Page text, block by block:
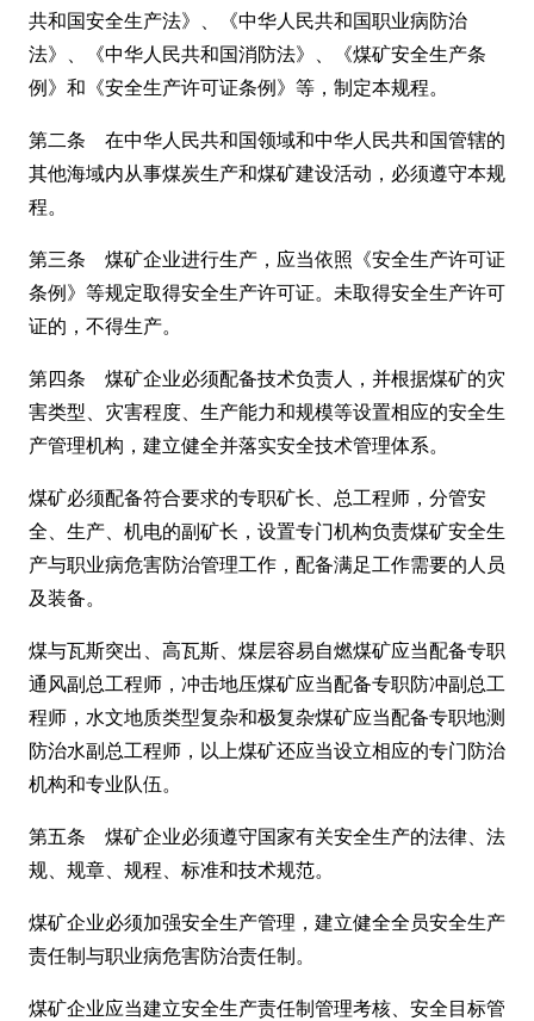
共和国安全生产法》、《中华人民共和国职业病防治
法》、《中华人民共和国消防法》、《煤矿安全生产条
例》和《安全生产许可证条例》等，制定本规程。
第二条 在中华人民共和国领域和中华人民共和国管辖的
其他海域内从事煤炭生产和煤矿建设活动，必须遵守本规
程。
第三条 煤矿企业进行生产，应当依照《安全生产许可证
条例》等规定取得安全生产许可证。未取得安全生产许可
证的，不得生产。
第四条 煤矿企业必须配备技术负责人，并根据煤矿的灾
害类型、灾害程度、生产能力和规模等设置相应的安全生
产管理机构，建立健全并落实安全技术管理体系。
煤矿必须配备符合要求的专职矿长、总工程师，分管安
全、生产、机电的副矿长，设置专门机构负责煤矿安全生
产与职业病危害防治管理工作，配备满足工作需要的人员
及装备。
煤与瓦斯突出、高瓦斯、煤层容易自燃煤矿应当配备专职
通风副总工程师，冲击地压煤矿应当配备专职防冲副总工
程师，水文地质类型复杂和极复杂煤矿应当配备专职地测
防治水副总工程师，以上煤矿还应当设立相应的专门防治
机构和专业队伍。
第五条 煤矿企业必须遵守国家有关安全生产的法律、法
规、规章、规程、标准和技术规范。
煤矿企业必须加强安全生产管理，建立健全全员安全生产
责任制与职业病危害防治责任制。
煤矿企业应当建立安全生产责任制管理考核、安全目标管